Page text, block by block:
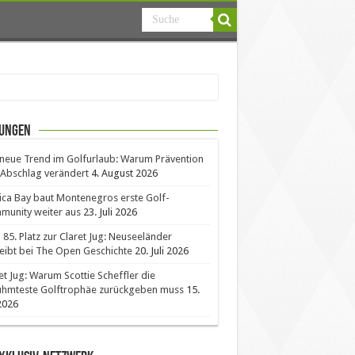
Trend im Golfurlaub: Warum Prävention
verändert 4. August 2026
Bay baut Montenegros erste Golf-
weiter aus 23. Juli 2026
85. Platz zur Claret Jug: Neuseeländer
bei The Open Geschichte 20. Juli 2026
Jug: Warum Scottie Scheffler die
Golftrophäe zurückgeben muss 15.